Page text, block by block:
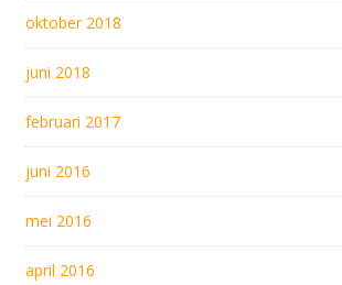
oktober 2018
juni 2018
februari 2017
juni 2016
mei 2016
april 2016